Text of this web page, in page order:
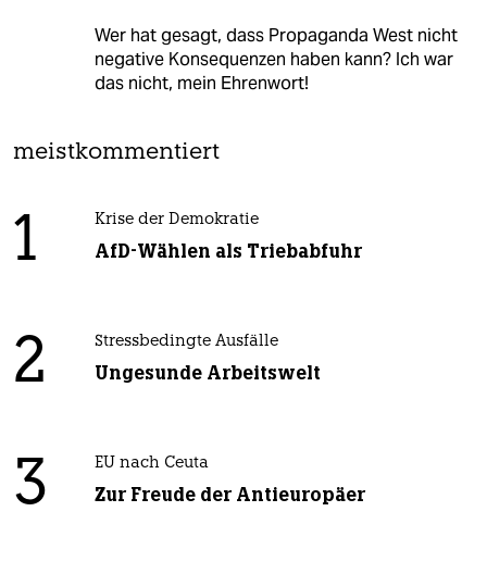
Wer hat gesagt, dass Propaganda West nicht
negative Konsequenzen haben kann? Ich war
das nicht, mein Ehrenwort!
meistkommentiert
1 Krise der Demokratie
AfD-Wählen als Triebabfuhr
2 Stressbedingte Ausfälle
Ungesunde Arbeitswelt
3 EU nach Ceuta
Zur Freude der Antieuropäer